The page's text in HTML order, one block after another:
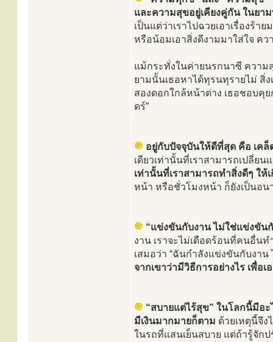
และความสุขอยู่เคียงคู่กัน ในยา
เป็นแต่ว่าเราไปฉวยเอาเรื่องร้า
หรือน้อมเอาสิ่งดีงามมาใส่ใจ ค
แม้กระทั่งในค่ายนรกนาซี ควา
ยามนั้นเธอหาได้ทุรนทุรายไม่ สิ่
สองดอกใกล้หน้าต่าง เธอชอบ
ดร์”
อยู่กับปัจจุบันให้ดีที่สุด คือ เค
เดียวเท่านั้นที่เราสามารถเปลี่ย
เท่านั้นที่เราสามารถทำสิ่งดีๆ ใ
หน้า หรือชั่วโมงหน้า ก็ยังเป็นอน
“แข่งขันกับงาน ไม่ใช่แข่งขัน
งาน เราจะไม่เดือดร้อนที่คนอื่นท
เสมอว่า “ฉันกำลังแข่งขันกับงา
จากเขาว่ามีวิธีการอย่างไร เพื่
“สบายแต่ไร้สุข” ในโลกนี้มีอ
มีเงินมากมายก็ตาม ด้วยเหตุนี้จึง
ในรถที่แสนเย็นสบาย แต่ถ้ารู้จัก